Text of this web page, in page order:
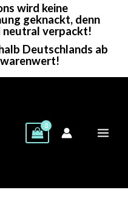
wird keine
geknackt, denn
neutral verpackt!
Deutschlands ab